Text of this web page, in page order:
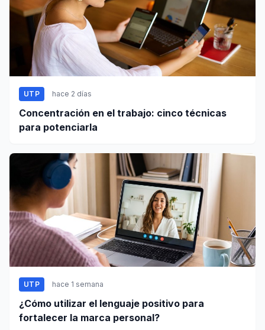
UTP hace 2 días
Concentración en el trabajo: cinco técnicas
para potenciarla
UTP hace 1 semana
¿Cómo utilizar el lenguaje positivo para
fortalecer la marca personal?